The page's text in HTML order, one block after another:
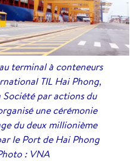
terminal à conteneurs
TIL Hai Phong,
Société par actions du
une cérémonie
du deux millionième
le Port de Hai Phong
: VNA